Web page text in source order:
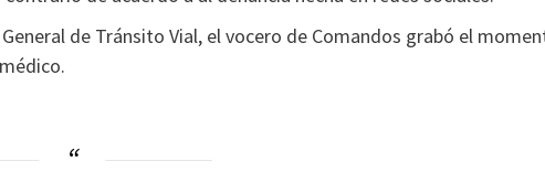
de Tránsito Vial, el vocero de Comandos grabó el